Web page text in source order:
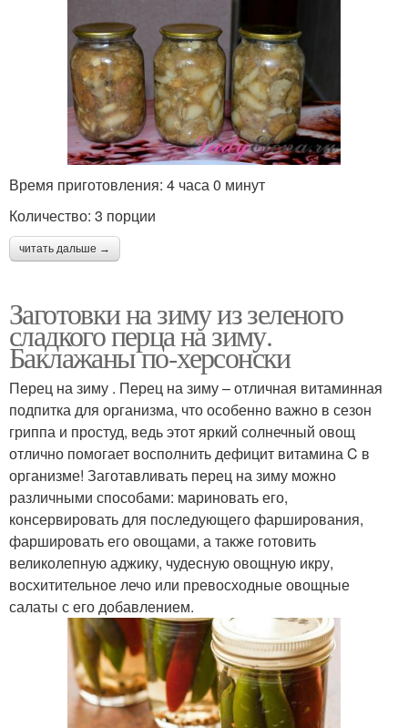
Время приготовления: 4 часа 0 минут
Количество: 3 порции
читать дальше →
Заготовки на зиму из зеленого
сладкого перца на зиму.
Баклажаны по-херсонски
Перец на зиму . Перец на зиму – отличная витаминная
подпитка для организма, что особенно важно в сезон
гриппа и простуд, ведь этот яркий солнечный овощ
отлично помогает восполнить дефицит витамина C в
организме! Заготавливать перец на зиму можно
различными способами: мариновать его,
консервировать для последующего фарширования,
фаршировать его овощами, а также готовить
великолепную аджику, чудесную овощную икру,
восхитительное лечо или превосходные овощные
салаты с его добавлением.